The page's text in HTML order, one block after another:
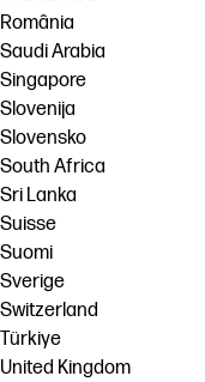
România
Saudi Arabia
Singapore
Slovenija
Slovensko
South Africa
Sri Lanka
Suisse
Suomi
Sverige
Switzerland
Türkiye
United Kingdom